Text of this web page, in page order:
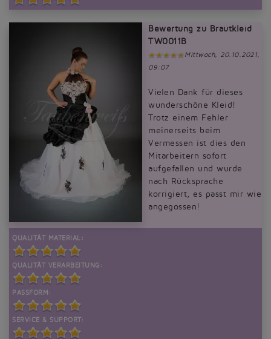
Bewertung zu Brautkleid
TW0011B
Mittwoch, 20.10.2021,
09:07
Vielen Dank für dieses
wunderschöne Kleid!
Trotz einem Fehler
meinerseits beim
Vermessen ist dies den
Mitarbeitern sofort
aufgefallen und wurde
nach Rücksprache
korrigiert, es passt mir wie
angegossen!
QUALITÄT MATERIAL:
QUALITÄT VERARBEITUNG:
PASSFORM:
SERVICE & SUPPORT: